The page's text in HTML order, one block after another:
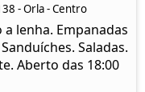
- Orla - Centro
lenha. Empanadas
Saladas.
Aberto das 18:00